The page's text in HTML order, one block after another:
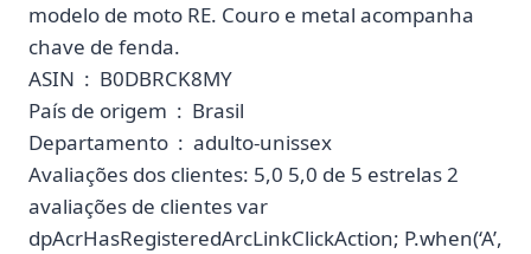
modelo de moto RE. Couro e metal acompanha
chave de fenda.
ASIN ‏ : ‎ B0DBRCK8MY
País de origem ‏ : ‎ Brasil
Departamento ‏ : ‎ adulto-unissex
Avaliações dos clientes: 5,0 5,0 de 5 estrelas 2
avaliações de clientes var
dpAcrHasRegisteredArcLinkClickAction; P.when(‘A’,